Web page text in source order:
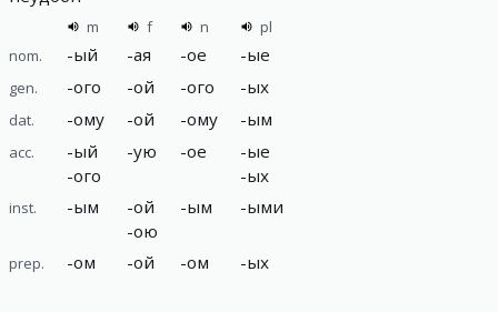
m f n
pl
nom.
-ый -ая -ое -ые
gen. -ого -ой -ого -ых
dat. -ому -ой -ому -ым
acc. -ый
-ого
-ую -ое -ые
-ых
inst. -ым -ой
-ою
-ым -ыми
prep. -ом -ой -ом -ых